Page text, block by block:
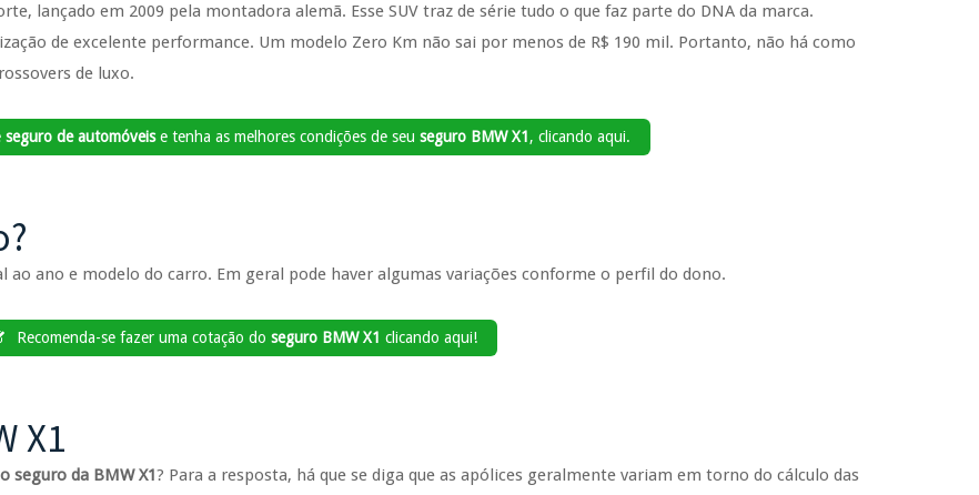
lançado em 2009 pela montadora alemã. Esse SUV traz de série tudo o que faz parte do DNA da marca.
de excelente performance. Um modelo Zero Km não sai por menos de R$ 190 mil. Portanto, não há como
de luxo.
seguro de automóveise tenha as melhores condições de seu seguro BMW X1, clicando aqui.
ao ano e modelo do carro. Em geral pode haver algumas variações conforme o perfil do dono.
Recomenda-se fazer uma cotação do seguro BMW X1 clicando aqui!
X1
seguro da BMW X1? Para a resposta, há que se diga que as apólices geralmente variam em torno do cálculo das